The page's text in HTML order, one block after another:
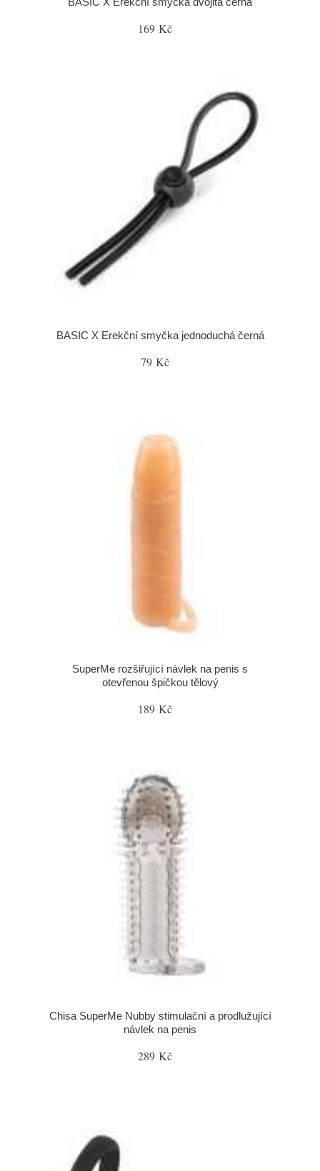
169 Kč
BASIC X Erekční smyčka jednoduchá černá
79 Kč
SuperMe rozšiřující návlek na penis s
otevřenou špičkou tělový
189 Kč
Chisa SuperMe Nubby stimulační a prodlužující
návlek na penis
289 Kč